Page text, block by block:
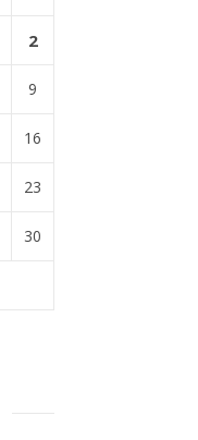
2
9
16
23
30